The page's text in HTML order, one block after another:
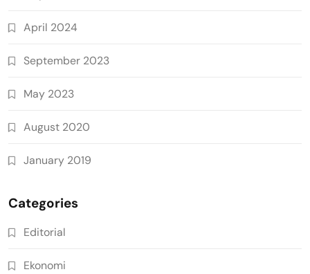
April 2024
September 2023
May 2023
August 2020
January 2019
Categories
Editorial
Ekonomi